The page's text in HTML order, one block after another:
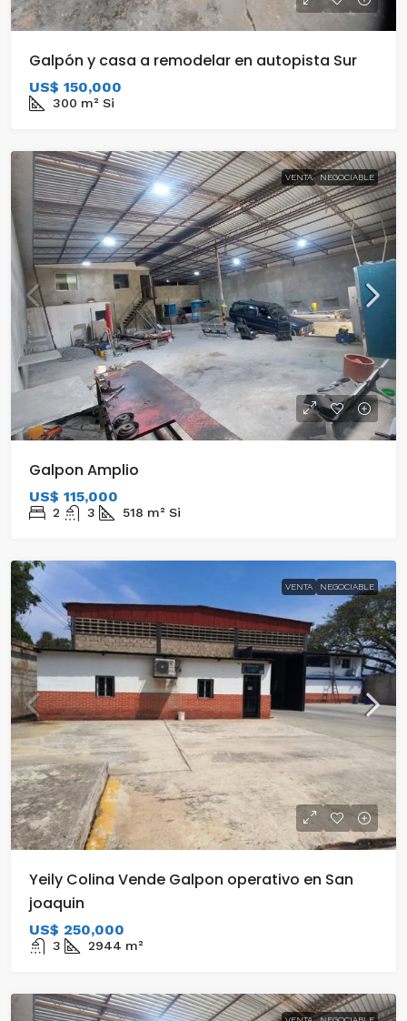
Galpón y casa a remodelar en autopista Sur
US$ 150,000
300 m² Si
VENTA NEGOCIABLE
Galpon Amplio
US$ 115,000
2 3 518 m² Si
VENTA NEGOCIABLE
Yeily Colina Vende Galpon operativo en San
joaquin
US$ 250,000
3 2944 m²